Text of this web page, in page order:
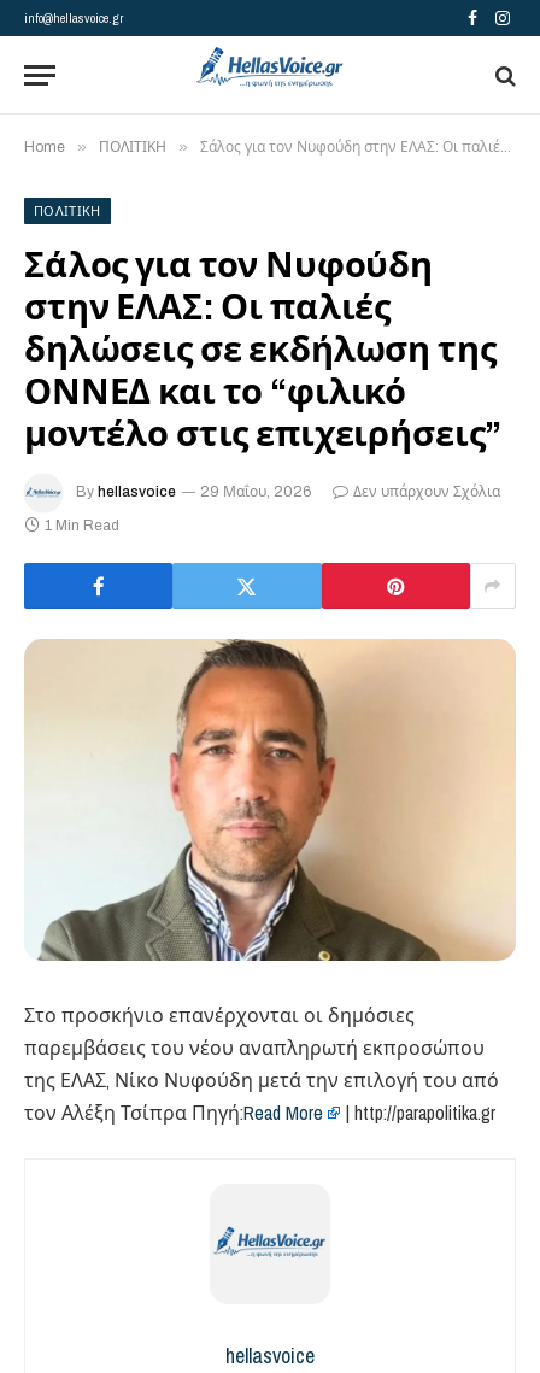
info@hellasvoice.gr Facebook
Home » ΠΟΛΙΤΙΚΗ » Σάλος για τον Νυφούδη στην ΕΛΑΣ: Οι παλιές δηλώσεις σε εκδήλωση της ΟΝΝΕΔ και το “φιλικό μοντέλο στις επιχειρήσεις”
ΠΟΛΙΤΙΚΗ
Σάλος για τον Νυφούδη
στην ΕΛΑΣ: Οι παλιές
δηλώσεις σε εκδήλωση της
ΟΝΝΕΔ και το “φιλικό
μοντέλο στις επιχειρήσεις”
By hellasvoice 29 Μαΐου, 2026
Δεν υπάρχουν Σχόλια
1 Min Read
Στο προσκήνιο επανέρχονται οι δημόσιες
παρεμβάσεις του νέου αναπληρωτή εκπροσώπου
της ΕΛΑΣ, Νίκο Νυφούδη μετά την επιλογή του από
τον Αλέξη Τσίπρα Πηγή:Read More | http://parapolitika.gr
hellasvoice